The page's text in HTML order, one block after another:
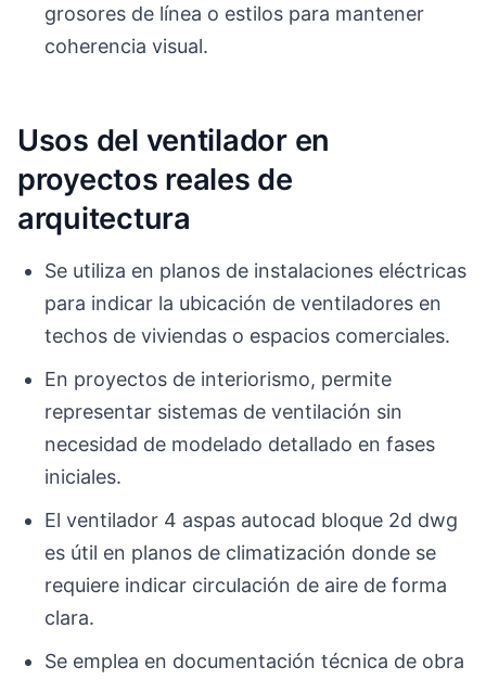
grosores de línea o estilos para mantener
coherencia visual.
Usos del ventilador en
proyectos reales de
arquitectura
Se utiliza en planos de instalaciones eléctricas
para indicar la ubicación de ventiladores en
techos de viviendas o espacios comerciales.
En proyectos de interiorismo, permite
representar sistemas de ventilación sin
necesidad de modelado detallado en fases
iniciales.
El ventilador 4 aspas autocad bloque 2d dwg
es útil en planos de climatización donde se
requiere indicar circulación de aire de forma
clara.
Se emplea en documentación técnica de obra